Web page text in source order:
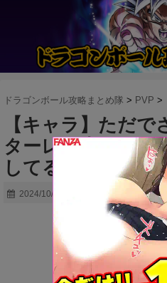
ドラゴンボール攻略まとめ隊 > PVP >
【キャラ】ただ
ターレス来てから
してるｗｗｗ
2024/10/03